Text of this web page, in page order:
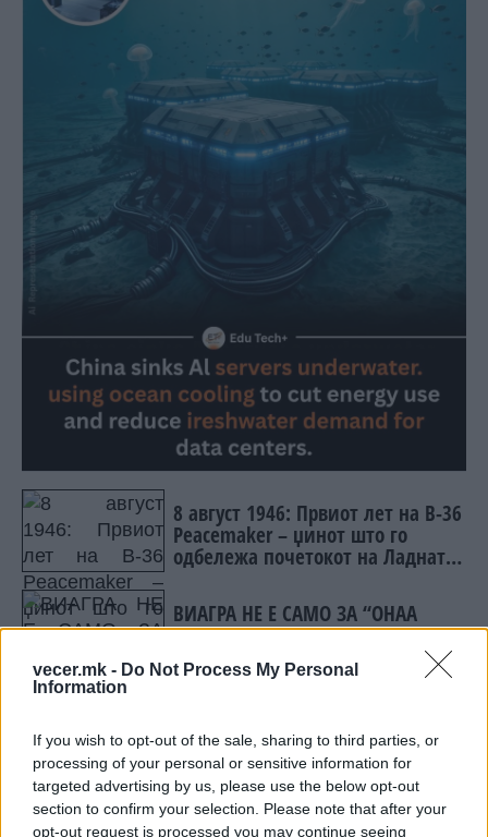
vecer.mk - Do Not Process My Personal
Information
If you wish to opt-out of the sale, sharing to third parties, or
processing of your personal or sensitive information for
targeted advertising by us, please use the below opt-out
section to confirm your selection. Please note that after your
opt-out request is processed you may continue seeing
8 август 1946: Првиот лет на B-36
Peacemaker – џинот што го
одбележа почетокот на Ладната
ВИАГРА НЕ Е САМО ЗА “ОНАА
РАБОТА“... Таа е лек за овие
болести, па дури и за рак!
на длабочина од 10 метри од брегот на Шангај,
со 192 серверски кабинети ладени со морска
вода.
Се напојува директно од ветерна фарма на